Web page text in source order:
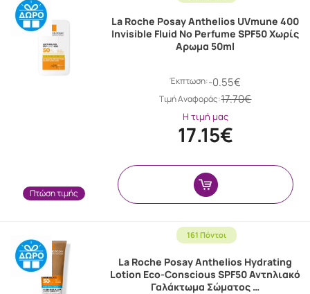
Πτώση τιμής
La Roche Posay Anthelios UVmune 400
Invisible Fluid No Perfume SPF50 Χωρίς
Αρωμα 50ml
Έκπτωση:-0.55€
Tιμή Αναφοράς:17.70€
Η τιμή μας
17.15€
161 Πόντοι
La Roche Posay Anthelios Hydrating
Lotion Eco-Conscious SPF50 Αντηλιακό
Γαλάκτωμα Σώματος …